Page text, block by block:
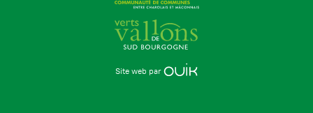
Site web par